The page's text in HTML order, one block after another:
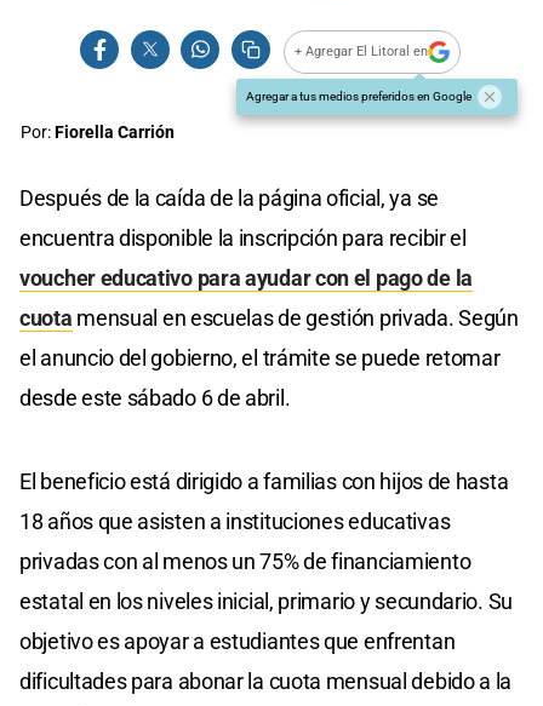
+ Agregar El Litoral en
Agregar a tus medios preferidos en Google
Por:Fiorella Carrión
Después de la caída de la página oficial, ya se
encuentra disponible la inscripción para recibir el
voucher educativo para ayudar con el pago de la
cuota mensual en escuelas de gestión privada. Según
el anuncio del gobierno, el trámite se puede retomar
desde este sábado 6 de abril.
El beneficio está dirigido a familias con hijos de hasta
18 años que asisten a instituciones educativas
privadas con al menos un 75% de financiamiento
estatal en los niveles inicial, primario y secundario. Su
objetivo es apoyar a estudiantes que enfrentan
dificultades para abonar la cuota mensual debido a la